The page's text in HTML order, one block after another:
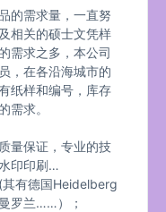
的需求量，一直努
相关的硕士文凭样
需求之多，本公司
，在各沿海城市的
纸样和编号，库存
需求。
量保证，专业的技
印印刷…
有德国Heidelberg
罗兰……）；